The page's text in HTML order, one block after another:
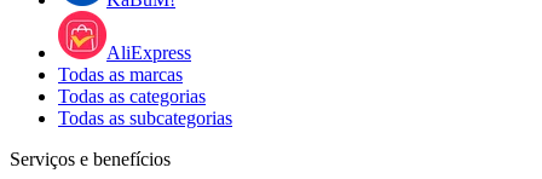
AliExpress
Todas as marcas
Todas as categorias
Todas as subcategorias
Serviços e benefícios